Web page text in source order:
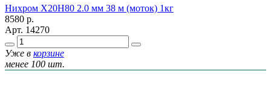
Нихром Х20Н80 2.0 мм 38 м (моток) 1кг
8580 р.
Арт. 14270
Уже в корзине
менее 100 шт.